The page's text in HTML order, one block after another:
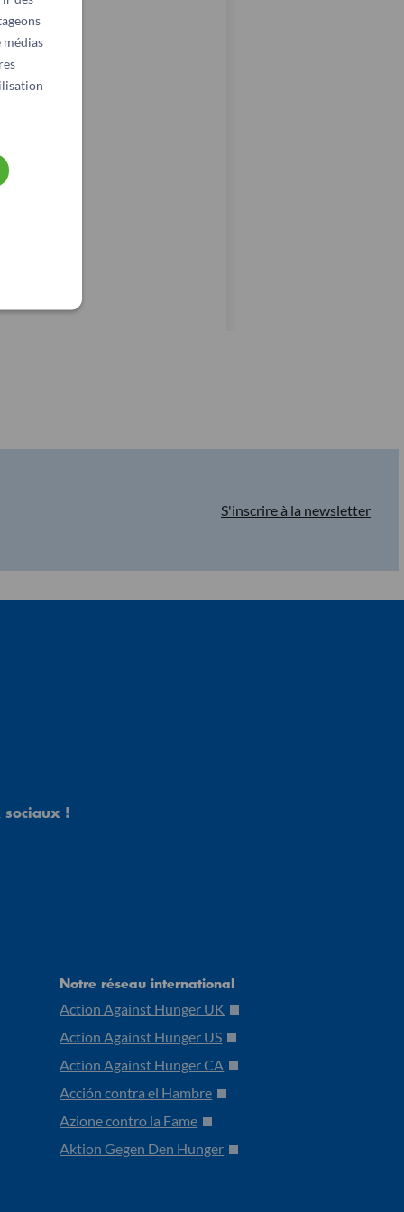
S'inscrire à la newsletter
sociaux !
Notre réseau international
Action Against Hunger UK
Action Against Hunger US
Action Against Hunger CA
Acción contra el Hambre
Azione contro la Fame
Aktion Gegen Den Hunger